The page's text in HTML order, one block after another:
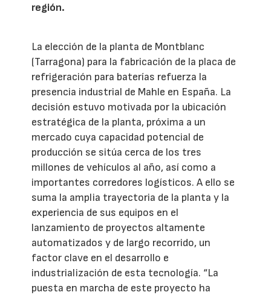
región.
La elección de la planta de Montblanc
(Tarragona) para la fabricación de la placa de
refrigeración para baterías refuerza la
presencia industrial de Mahle en España. La
decisión estuvo motivada por la ubicación
estratégica de la planta, próxima a un
mercado cuya capacidad potencial de
producción se sitúa cerca de los tres
millones de vehículos al año, así como a
importantes corredores logísticos. A ello se
suma la amplia trayectoria de la planta y la
experiencia de sus equipos en el
lanzamiento de proyectos altamente
automatizados y de largo recorrido, un
factor clave en el desarrollo e
industrialización de esta tecnología. “La
puesta en marcha de este proyecto ha